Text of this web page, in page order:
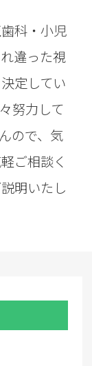
科・小児
違った視
定してい
努力して
ので、気
ご相談く
明いたし